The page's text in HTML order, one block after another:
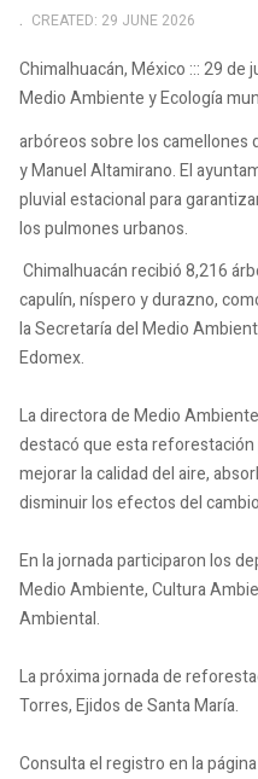
CREATED: 29 JUNE 2026
Chimalhuacán, México ::: 29 de
Medio Ambiente y Ecología
arbóreos sobre los
y Manuel Altamirano. El
pluvial estacional para
los pulmones urbanos.
Chimalhuacán recibió 8,216
capulín, níspero y durazno,
la Secretaría del Medio
Edomex.
La directora de Medio
destacó que esta
mejorar la calidad del aire,
disminuir los efectos del
En la jornada participaron los
Medio Ambiente, Cultura
Ambiental.
La próxima jornada de
Torres, Ejidos de Santa María.
Consulta el registro en la